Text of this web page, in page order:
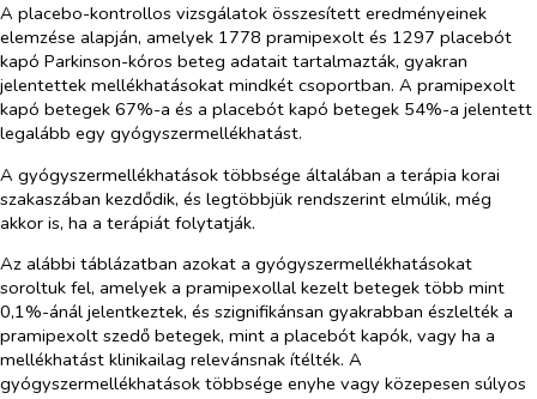
A placebo-kontrollos vizsgálatok összesített eredményeinek
elemzése alapján, amelyek 1778 pramipexolt és 1297 placebót
kapó Parkinson-kóros beteg adatait tartalmazták, gyakran
jelentettek mellékhatásokat mindkét csoportban. A pramipexolt
kapó betegek 67%-a és a placebót kapó betegek 54%-a jelentett
legalább egy gyógyszermellékhatást.
A gyógyszermellékhatások többsége általában a terápia korai
szakaszában kezdődik, és legtöbbjük rendszerint elmúlik, még
akkor is, ha a terápiát folytatják.
Az alábbi táblázatban azokat a gyógyszermellékhatásokat
soroltuk fel, amelyek a pramipexollal kezelt betegek több mint
0,1%-ánál jelentkeztek, és szignifikánsan gyakrabban észlelték a
pramipexolt szedő betegek, mint a placebót kapók, vagy ha a
mellékhatást klinikailag relevánsnak ítélték. A
gyógyszermellékhatások többsége enyhe vagy közepesen súlyos